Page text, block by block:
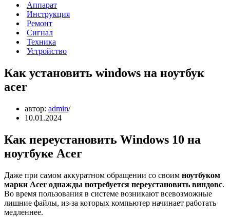
Аппарат
Инструкция
Ремонт
Сигнал
Техника
Устройство
Как установить windows на ноутбук
acer
автор: admin
10.01.2024
Как переустановить Windows 10 на
ноутбуке Acer
Даже при самом аккуратном обращении со своим ноутбуком
марки Acer однажды потребуется переустановить виндовс.
Во время пользования в системе возникают всевозможные
лишние файлы, из-за которых компьютер начинает работать
медленнее.